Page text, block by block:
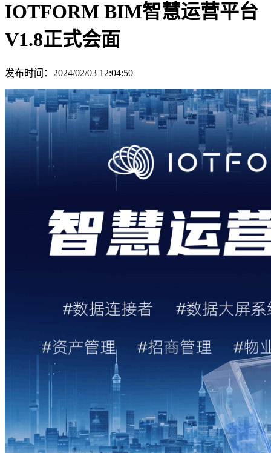
IOTFORM BIM智慧运营平台
V1.8正式会面
发布时间：2024/02/03 12:04:50